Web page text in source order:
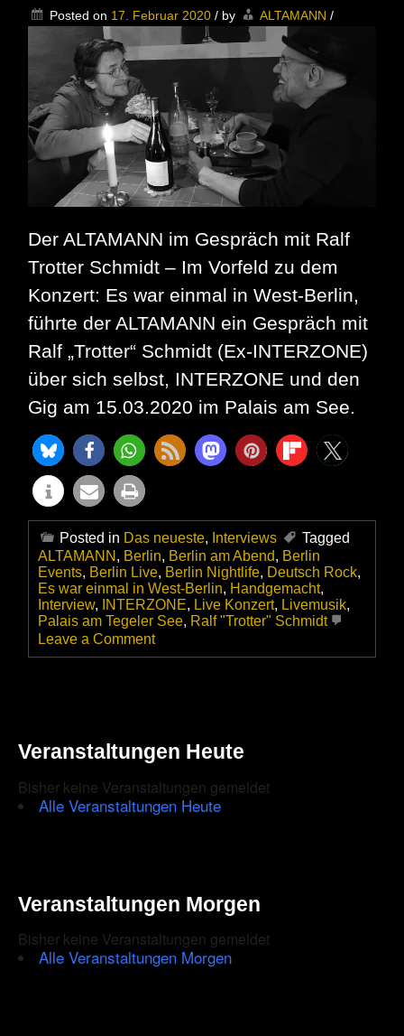
Ex
Posted on 17. Februar 2020 / by ALTAMANN /
Der ALTAMANN im Gespräch mit Ralf
Trotter Schmidt – Im Vorfeld zu dem
Konzert: Es war einmal in West-Berlin,
führte der ALTAMANN ein Gespräch mit
Ralf „Trotter“ Schmidt (Ex-INTERZONE)
über sich selbst, INTERZONE und den
Gig am 15.03.2020 im Palais am See.
Posted in Das neueste, Interviews
Tagged
ALTAMANN , Berlin, Berlin am Abend, Berlin
Events, Berlin Live, Berlin Nightlife, Deutsch Rock,
Es war einmal in West-Berlin, Handgemacht,
Interview, INTERZONE, Live Konzert, Livemusik,
Palais am Tegeler See, Ralf "Trotter" Schmidt
Leave a Commenton
Der
Trotter
–
Ex
Interzone
Veranstaltungen Heute
Bisher keine Veranstaltungen gemeldet
Alle Veranstaltungen Heute
Veranstaltungen Morgen
Bisher keine Veranstaltungen gemeldet
Alle Veranstaltungen Morgen